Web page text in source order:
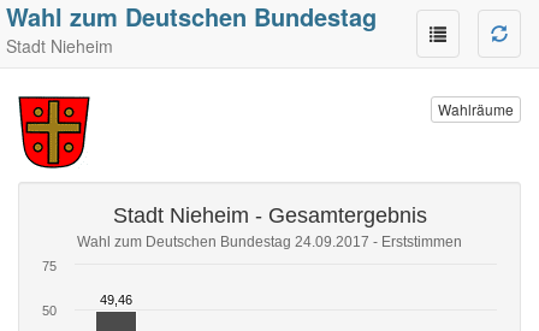
Wahl zum Deutschen Bundestag
Stadt Nieheim
Wahlräume
Stadt Nieheim - Gesamtergebnis
Wahl zum Deutschen Bundestag 24.09.2017 - Erststimmen
49,46
49,46
50
75